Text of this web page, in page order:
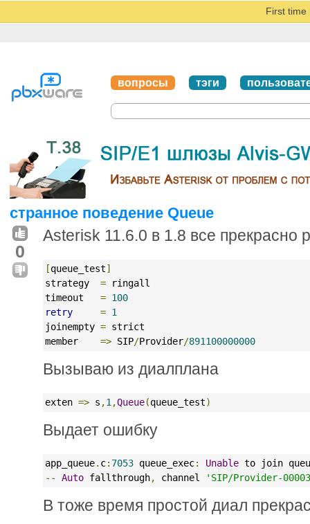
First time
вопросы тэги
странное поведение Queue
0
Asterisk 11.6.0 в 1.8 все прекрасно
[queue_test]
strategy = ringall
timeout = 100
retry
= 1
joinempty = strict
member => SIP/Provider/891100000000
Вызываю из диалплана
exten => s ,1 ,Queue(queue_test)
Выдает ошибку
app_queue. c: 7053 queue_exec: Unable to join
--
Auto fallthrough, channel 'SIP/Provider-
В тоже время простой диал